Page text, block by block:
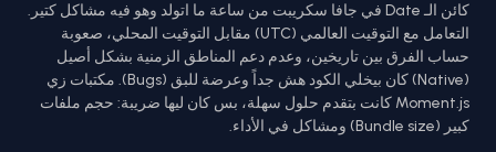
كائن الـ Date في جافا سكريبت من ساعة ما اتولد وهو فيه مشاكل كتير.
التعامل مع التوقيت العالمي (UTC) مقابل التوقيت المحلي، صعوبة
حساب الفرق بين تاريخين، وعدم دعم المناطق الزمنية بشكل أصيل
(Native) كان بيخلي الكود هش جداً وعرضة للبق (Bugs). مكتبات زي
Moment.js كانت بتقدم حلول سهلة، بس كان ليها ضريبة: حجم ملفات
كبير (Bundle size) ومشاكل في الأداء.